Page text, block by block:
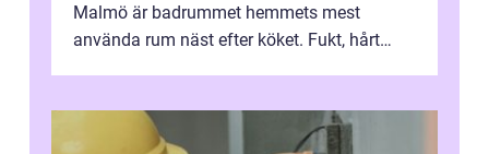
Malmö är badrummet hemmets mest
använda rum näst efter köket. Fukt, hårt